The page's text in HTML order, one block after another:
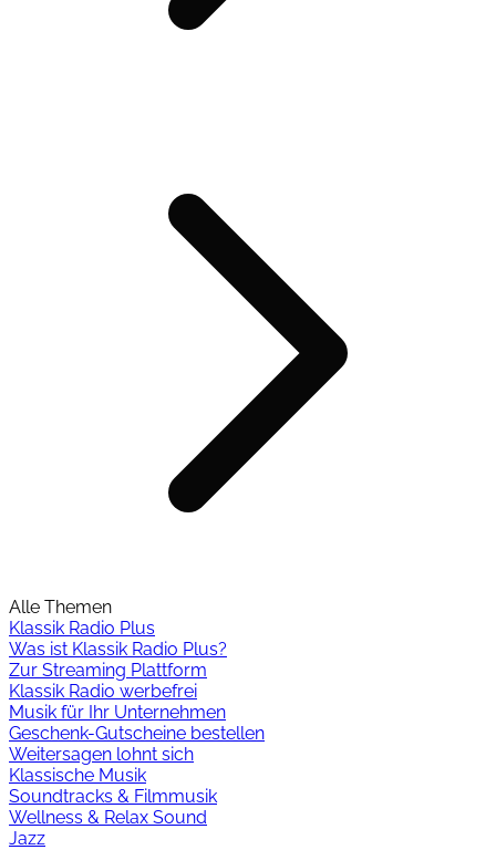
Alle Themen
Klassik Radio Plus
Was ist Klassik Radio Plus?
Zur Streaming Plattform
Klassik Radio werbefrei
Musik für Ihr Unternehmen
Geschenk-Gutscheine bestellen
Weitersagen lohnt sich
Klassische Musik
Soundtracks & Filmmusik
Wellness & Relax Sound
Jazz